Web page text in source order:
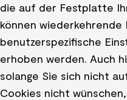
die auf der Festplatte
können
benutzerspezifische
erhoben werden. Auch
solange Sie sich nicht
Cookies nicht